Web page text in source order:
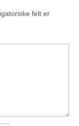
felt er